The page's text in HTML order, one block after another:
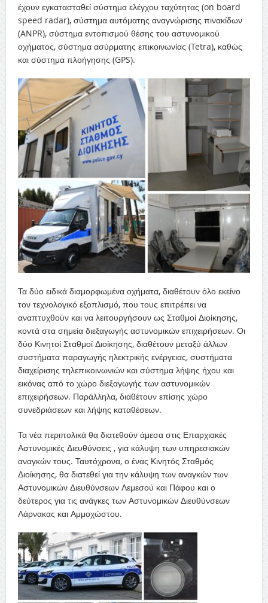
έχουν εγκατασταθεί σύστημα ελέγχου ταχύτητας (on board
speed radar), σύστημα αυτόματης αναγνώρισης πινακίδων
(ANPR), σύστημα εντοπισμού θέσης του αστυνομικού
οχήματος, σύστημα ασύρματης επικοινωνίας (Tetra), καθώς
και σύστημα πλοήγησης (GPS).
Τα δύο ειδικά διαμορφωμένα οχήματα, διαθέτουν όλο εκείνο
τον τεχνολογικό εξοπλισμό, που τους επιτρέπει να
αναπτυχθούν και να λειτουργήσουν ως Σταθμοί Διοίκησης,
κοντά στα σημεία διεξαγωγής αστυνομικών επιχειρήσεων. Οι
δύο Κινητοί Σταθμοί Διοίκησης, διαθέτουν μεταξύ άλλων
συστήματα παραγωγής ηλεκτρικής ενέργειας, συστήματα
διαχείρισης τηλεπικοινωνιών και σύστημα λήψης ήχου και
εικόνας από το χώρο διεξαγωγής των αστυνομικών
επιχειρήσεων. Παράλληλα, διαθέτουν επίσης χώρο
συνεδριάσεων και λήψης καταθέσεων.
Τα νέα περιπολικά θα διατεθούν άμεσα στις Επαρχιακές
Αστυνομικές Διευθύνσεις , για κάλυψη των υπηρεσιακών
αναγκών τους. Ταυτόχρονα, ο ένας Κινητός Σταθμός
Διοίκησης, θα διατεθεί για την κάλυψη των αναγκών των
Αστυνομικών Διευθύνσεων Λεμεσού και Πάφου και ο
δεύτερος για τις ανάγκες των Αστυνομικών Διευθύνσεων
Λάρνακας και Αμμοχώστου.